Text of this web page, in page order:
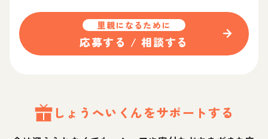
里親になるために
応募する / 相談する
しょうへい くんをサポートする